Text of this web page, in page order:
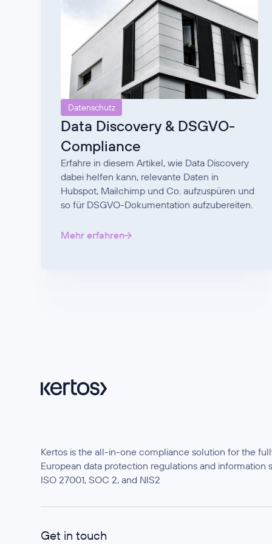
Datenschutz
Data Discovery & DSGVO-
Compliance
Erfahre in diesem Artikel, wie Data Discovery
dabei helfen kann, relevante Daten in
Hubspot, Mailchimp und Co. aufzuspüren und
so für DSGVO-Dokumentation aufzubereiten.
Mehr erfahren
Kertos is the all-in-one compliance solution for the
European data protection regulations and information
ISO 27001, SOC 2, and NIS2
Get in touch